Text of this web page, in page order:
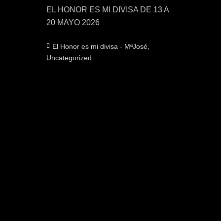
EL HONOR ES MI DIVISA DE 13 A
20 MAYO 2026
Categorías
El Honor es mi divisa - MªJosé
Uncategorized